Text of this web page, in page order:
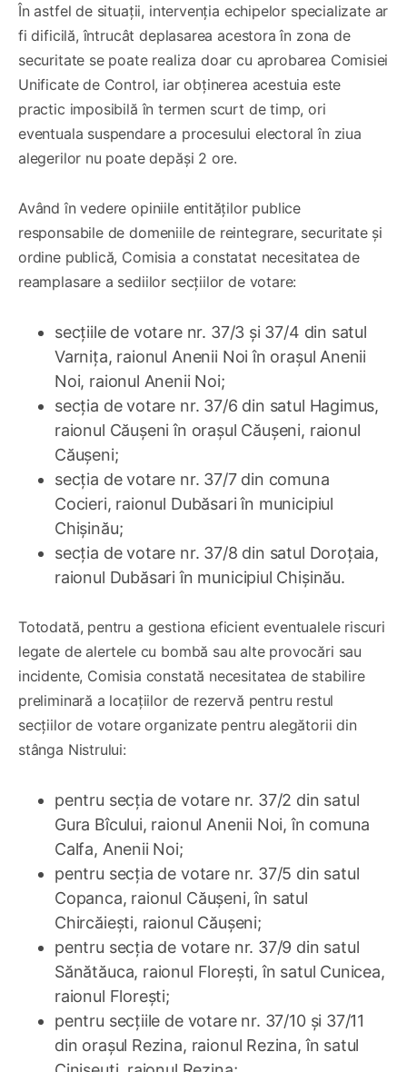
În astfel de situații, intervenția echipelor specializate ar
fi dificilă, întrucât deplasarea acestora în zona de
securitate se poate realiza doar cu aprobarea Comisiei
Unificate de Control, iar obținerea acestuia este
practic imposibilă în termen scurt de timp, ori
eventuala suspendare a procesului electoral în ziua
alegerilor nu poate depăși 2 ore.
Având în vedere opiniile entităților publice
responsabile de domeniile de reintegrare, securitate și
ordine publică, Comisia a constatat necesitatea de
reamplasare a sediilor secțiilor de votare:
secțiile de votare nr. 37/3 și 37/4 din satul
Varnița, raionul Anenii Noi în orașul Anenii
Noi, raionul Anenii Noi;
secția de votare nr. 37/6 din satul Hagimus,
raionul Căușeni în orașul Căușeni, raionul
Căușeni;
secția de votare nr. 37/7 din comuna
Cocieri, raionul Dubăsari în municipiul
Chişinău;
secția de votare nr. 37/8 din satul Doroțaia,
raionul Dubăsari în municipiul Chișinău.
Totodată, pentru a gestiona eficient eventualele riscuri
legate de alertele cu bombă sau alte provocări sau
incidente, Comisia constată necesitatea de stabilire
preliminară a locațiilor de rezervă pentru restul
secțiilor de votare organizate pentru alegătorii din
stânga Nistrului:
pentru secția de votare nr. 37/2 din satul
Gura Bîcului, raionul Anenii Noi, în comuna
Calfa, Anenii Noi;
pentru secția de votare nr. 37/5 din satul
Copanca, raionul Căușeni, în satul
Chircăiești, raionul Căușeni;
pentru secția de votare nr. 37/9 din satul
Sănătăuca, raionul Florești, în satul Cunicea,
raionul Florești;
pentru secțiile de votare nr. 37/10 și 37/11
din orașul Rezina, raionul Rezina, în satul